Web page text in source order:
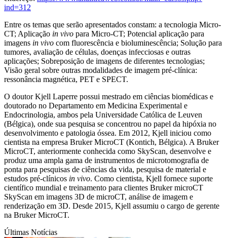
ind=312
Entre os temas que serão apresentados constam: a tecnologia Micro-
CT; Aplicação in vivo para Micro-CT; Potencial aplicação para
imagens in vivo com fluorescência e bioluminescência; Solução para
tumores, avaliação de células, doenças infecciosas e outras
aplicações; Sobreposição de imagens de diferentes tecnologias;
Visão geral sobre outras modalidades de imagem pré-clínica:
ressonância magnética, PET e SPECT.
O doutor Kjell Laperre possui mestrado em ciências biomédicas e
doutorado no Departamento em Medicina Experimental e
Endocrinologia, ambos pela Universidade Católica de Leuven
(Bélgica), onde sua pesquisa se concentrou no papel da hipóxia no
desenvolvimento e patologia óssea. Em 2012, Kjell iniciou como
cientista na empresa Bruker MicroCT (Kontich, Bélgica). A Bruker
MicroCT, anteriormente conhecida como SkyScan, desenvolve e
produz uma ampla gama de instrumentos de microtomografia de
ponta para pesquisas de ciências da vida, pesquisa de material e
estudos pré-clínicos in vivo. Como cientista, Kjell fornece suporte
científico mundial e treinamento para clientes Bruker microCT
SkyScan em imagens 3D de microCT, análise de imagem e
renderização em 3D. Desde 2015, Kjell assumiu o cargo de gerente
na Bruker MicroCT.
Últimas Notícias